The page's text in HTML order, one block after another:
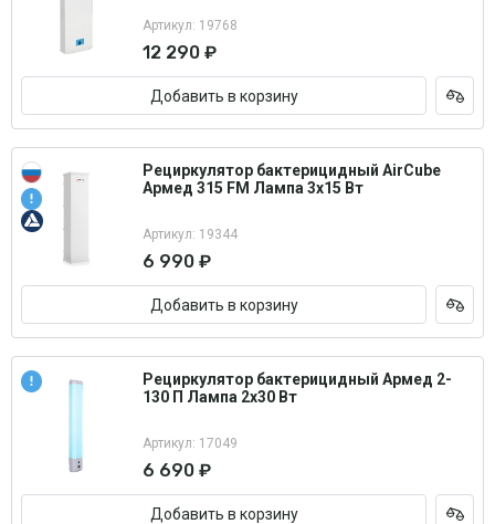
Артикул: 19768
12 290 ₽
Добавить в корзину
Рециркулятор бактерицидный AirCube
Армед 315 FM Лампа 3х15 Вт
Артикул: 19344
6 990 ₽
Добавить в корзину
Рециркулятор бактерицидный Армед 2-
130 П Лампа 2х30 Вт
Артикул: 17049
6 690 ₽
Добавить в корзину